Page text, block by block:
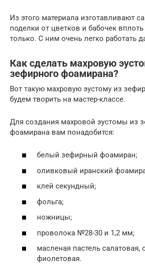
Из этого материала изготавливают
поделки от цветков и бабочек
только. С ним очень легко работать
Как сделать махровую
зефирного фоамирана?
Вот такую махровую эустому из
будем творить на мастер-классе.
Для создания махровой эустомы из
фоамирана вам понадобится:
белый зефирный фоамиран;
оливковый иранский
клей секундный;
фольга;
ножницы;
проволока №28-30 и 1,2 мм;
масленая пастель салатовая,
фиолетовая.